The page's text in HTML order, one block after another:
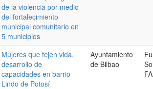
de la violencia por medio
del fortalecimiento
municipal comunitario en
5 municipios
Mujeres que tejen vida,
desarrollo de
capacidades en barrio
Lindo de Potosí
Ayuntamiento
de Bilbao